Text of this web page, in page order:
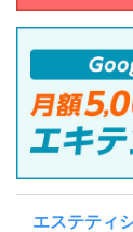
エステティ